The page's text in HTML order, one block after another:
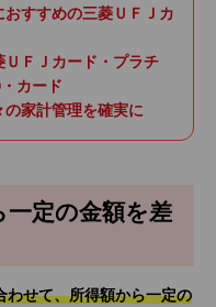
すすめの三菱ＵＦＪカ
ＦＪカード・プラチ
カード
の家計管理を確実に
一定の金額を差
わせて、所得額から一定の